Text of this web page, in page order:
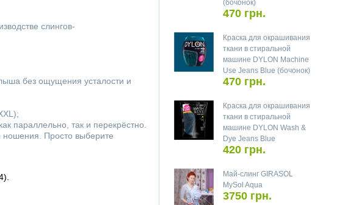
слингов-
без ощущения усталости и
параллельно, так и перекрёстно.
ношения. Просто выберите
(бочонок)
470 грн.
Краска для окрашивания
ткани в стиральной
машине DYLON Machine
Use Jeans Blue (бочонок)
470 грн.
Краска для окрашивания
ткани в стиральной
машине DYLON Wash &
Dye Jeans Blue
420 грн.
Май-слинг GIRASOL
MySol Aqua
3750 грн.